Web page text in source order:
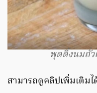
พุดดิ้งนมถั่ว
สามารถดูคลิปเพิ่มเติม